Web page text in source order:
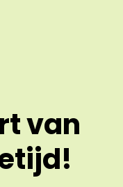
van